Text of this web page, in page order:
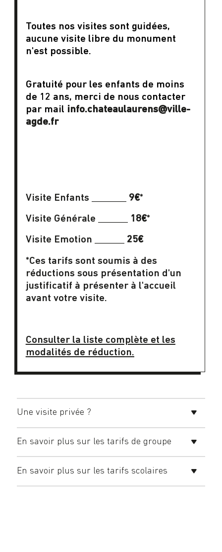
Toutes nos visites sont guidées,
aucune visite libre du monument
n'est possible.
Gratuité pour les enfants de moins
de 12 ans, merci de nous contacter
par mail info.chateaulaurens@ville-
agde.fr
Visite Enfants _______ 9€*
Visite Générale ______ 18€*
Visite Emotion ______ 25€
*Ces tarifs sont soumis à des
réductions sous présentation d'un
justificatif à présenter à l'accueil
avant votre visite.
Consulter la liste complète et les
modalités de réduction.
Une visite privée ?
En savoir plus sur les tarifs de groupe
En savoir plus sur les tarifs scolaires